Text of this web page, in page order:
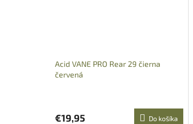
Acid VANE PRO Rear 29 čierna
červená
€19,95 Do košíka